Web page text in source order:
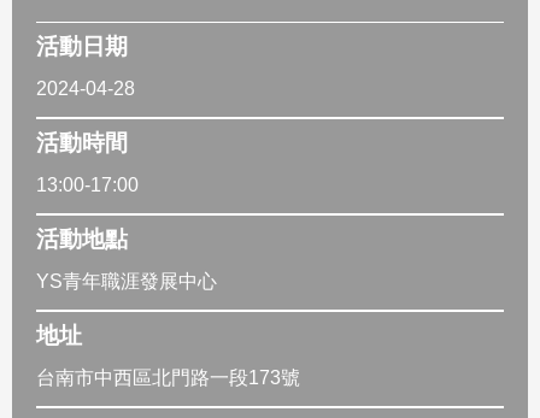
活動日期
2024-04-28
活動時間
13:00-17:00
活動地點
YS青年職涯發展中心
地址
台南市中西區北門路一段173號